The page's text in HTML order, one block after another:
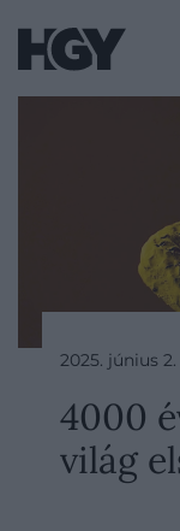
2025. június
4000
világ